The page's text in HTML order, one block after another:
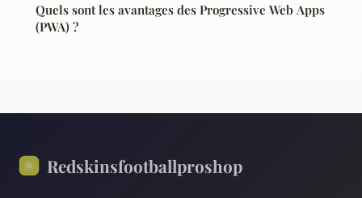
Quels sont les avantages des Progressive Web Apps
(PWA) ?
Redskinsfootballproshop